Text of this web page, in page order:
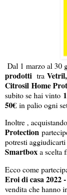
Dal 1 marzo al 30
prodotti tra Vetril,
Citrosil Home
subito se hai vinto
50€ in palio ogni
Inoltre , acquistando
Protection
potresti
Smartboxa scelta
Ecco come
Eroi di casa 2022
vendita che hanno